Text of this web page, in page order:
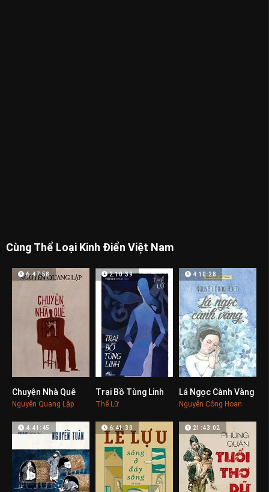
Cùng Thể Loại Kinh Điển Việt Nam
6:47:58
Chuyện Nhà Quê
Nguyễn Quang Lập
2:10:39
Trại Bồ Tùng Linh
Thế Lữ
0
4:10:28
Lá Ngọc Cành Vàng
Nguyễn Công Hoan
4:41:45 6:41:30 21:43:02